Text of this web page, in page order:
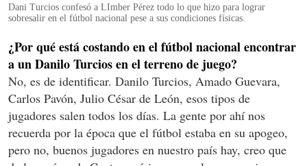
Dani Turcios confesó a LImber Pérez todo lo que hizo para lograr
sobresalir en el fútbol nacional pese a sus condiciones físicas.
¿Por qué está costando en el fútbol nacional encontrar
a un Danilo Turcios en el terreno de juego?
No, es de identificar. Danilo Turcios, Amado Guevara,
Carlos Pavón, Julio César de León, esos tipos de
jugadores salen todos los días. La gente por ahí nos
recuerda por la época que el fútbol estaba en su apogeo,
pero no, buenos jugadores en nuestro país hay, creo que